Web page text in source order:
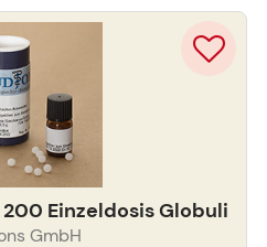
200 Einzeldosis Globuli
GmbH